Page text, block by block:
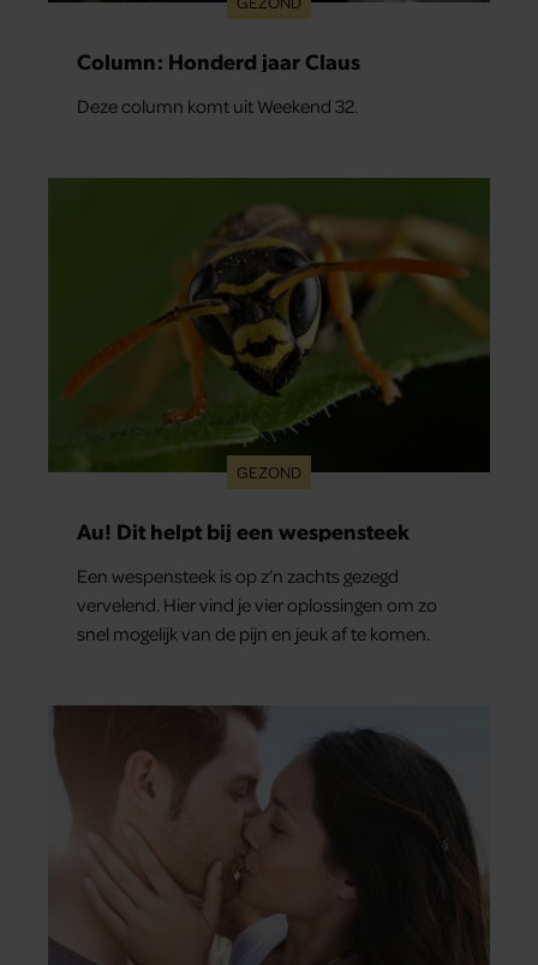
Column: Honderd jaar Claus
Deze column komt uit Weekend 32.
GEZOND
Au! Dit helpt bij een wespensteek
Een wespensteek is op z’n zachts gezegd
vervelend. Hier vind je vier oplossingen om zo
snel mogelijk van de pijn en jeuk af te komen.